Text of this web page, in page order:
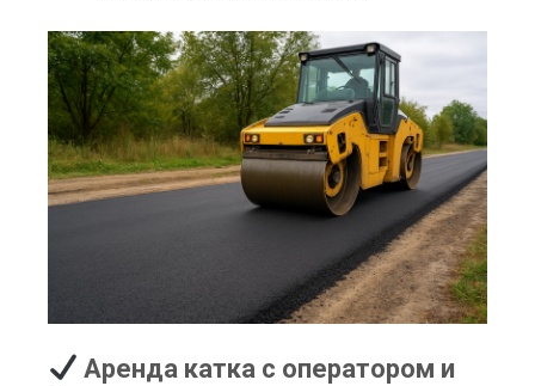
Аренда катка с оператором и